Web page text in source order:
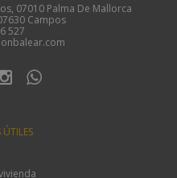
07010 Palma De Mallorca
Campos
527
ÚTILES